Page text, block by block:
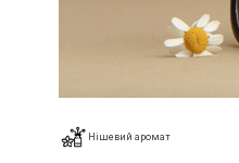
Нішевий аромат